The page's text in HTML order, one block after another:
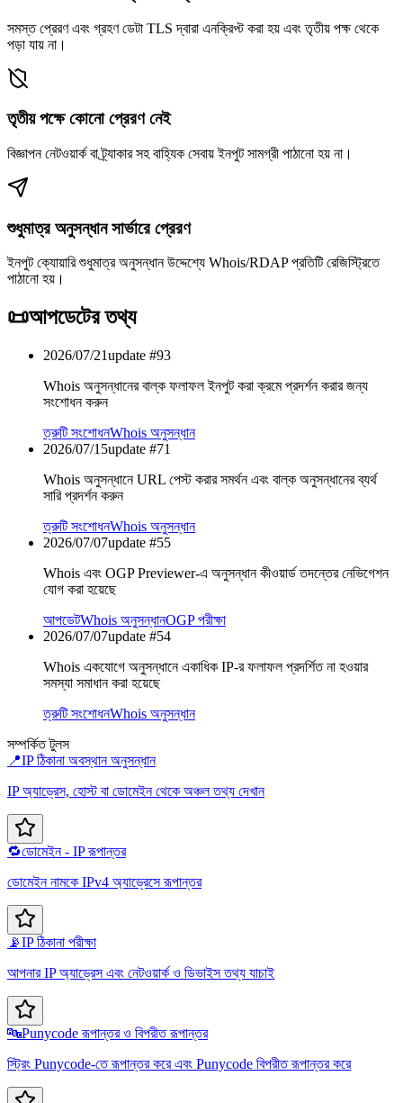
সমস্ত প্রেরণ এবং গ্রহণ ডেটা TLS দ্বারা এনক্রিপ্ট করা হয় এবং তৃতীয় পক্ষ থেকে
পড়া যায় না।
তৃতীয় পক্ষে কোনো প্রেরণ নেই
বিজ্ঞাপন নেটওয়ার্ক বা ট্র্যাকার সহ বাহ্যিক সেবায় ইনপুট সামগ্রী পাঠানো হয় না।
শুধুমাত্র অনুসন্ধান সার্ভারে প্রেরণ
ইনপুট ক্যোয়ারি শুধুমাত্র অনুসন্ধান উদ্দেশ্যে Whois/RDAP প্রতিটি রেজিস্ট্রিতে
পাঠানো হয়।
📜আপডেটের তথ্য
2026/07/21update #93
Whois অনুসন্ধানের বাল্ক ফলাফল ইনপুট করা ক্রমে প্রদর্শন করার জন্য
সংশোধন করুন
ত্রুটি সংশোধনWhois অনুসন্ধান
2026/07/15update #71
Whois অনুসন্ধানে URL পেস্ট করার সমর্থন এবং বাল্ক অনুসন্ধানের ব্যর্থ
সারি প্রদর্শন করুন
ত্রুটি সংশোধনWhois অনুসন্ধান
2026/07/07update #55
Whois এবং OGP Previewer-এ অনুসন্ধান কীওয়ার্ড তদন্তের নেভিগেশন
যোগ করা হয়েছে
আপডেটWhois অনুসন্ধানOGP পরীক্ষা
2026/07/07update #54
Whois একযোগে অনুসন্ধানে একাধিক IP-র ফলাফল প্রদর্শিত না হওয়ার
সমস্যা সমাধান করা হয়েছে
ত্রুটি সংশোধনWhois অনুসন্ধান
সম্পর্কিত টুলস
📍IP ঠিকানা অবস্থান অনুসন্ধান
IP অ্যাড্রেস, হোস্ট বা ডোমেইন থেকে অঞ্চল তথ্য দেখান
🔁ডোমেইন - IP রূপান্তর
ডোমেইন নামকে IPv4 অ্যাড্রেসে রূপান্তর
📡IP ঠিকানা পরীক্ষা
আপনার IP অ্যাড্রেস এবং নেটওয়ার্ক ও ডিভাইস তথ্য যাচাই
🔤Punycode রূপান্তর ও বিপরীত রূপান্তর
স্ট্রিং Punycode-তে রূপান্তর করে এবং Punycode বিপরীত রূপান্তর করে